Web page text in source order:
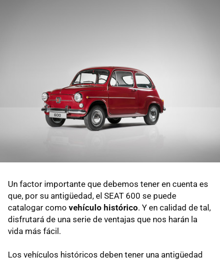
Un factor importante que debemos tener en cuenta es
que, por su antigüedad, el SEAT 600 se puede
catalogar como vehículo histórico. Y en calidad de tal,
disfrutará de una serie de ventajas que nos harán la
vida más fácil.
Los vehículos históricos deben tener una antigüedad